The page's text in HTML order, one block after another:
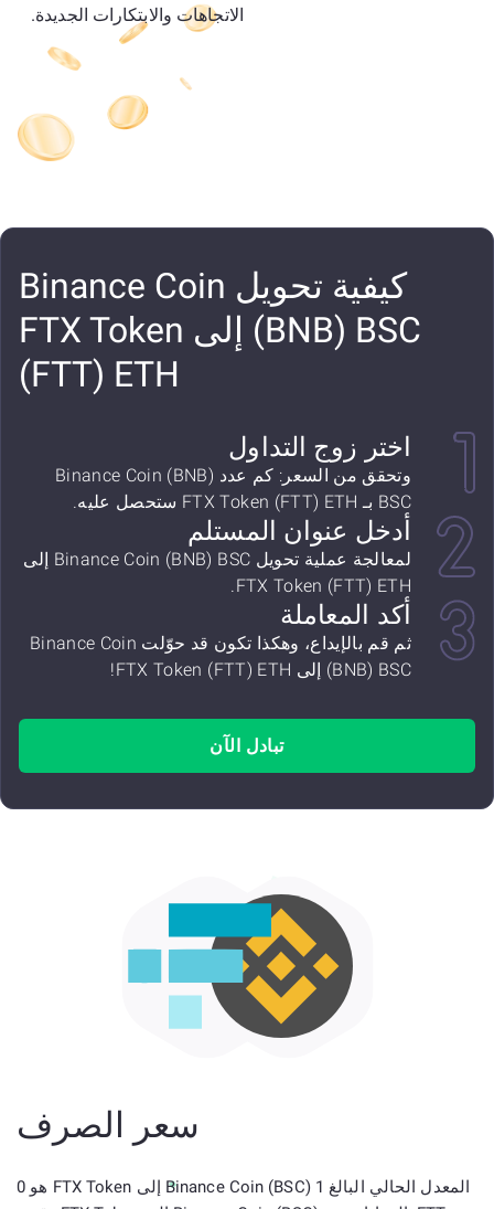
الاتجاهات والابتكارات الجديدة.
كيفية تحويل Binance Coin
(BNB) BSC إلى FTX Token
(FTT) ETH
اختر زوج التداول
وتحقق من السعر: كم عدد Binance Coin (BNB)
BSC بـ FTX Token (FTT) ETH ستحصل عليه.
أدخل عنوان المستلم
لمعالجة عملية تحويل Binance Coin (BNB) BSC إلى
FTX Token (FTT) ETH.
أكد المعاملة
ثم قم بالإيداع، وهكذا تكون قد حوّلت Binance Coin
(BNB) BSC إلى FTX Token (FTT) ETH!
تبادل الآن
سعر الصرف
المعدل الحالي البالغ 1 Binance Coin (BSC) إلى FTX Token هو 0